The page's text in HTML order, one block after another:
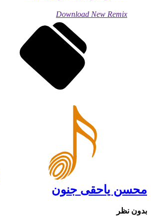
Download New Remix
محسن یاحقی جنون
بدون نظر